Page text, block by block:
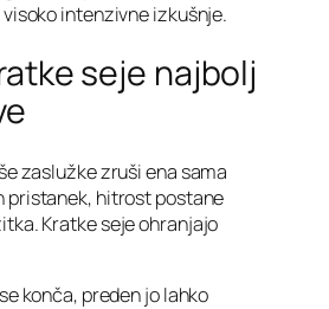
intenzivne izkušnje.
seje najbolj
zaslužke zruši ena sama
pristanek, hitrost postane
Kratke seje ohranjajo
konča, preden jo lahko